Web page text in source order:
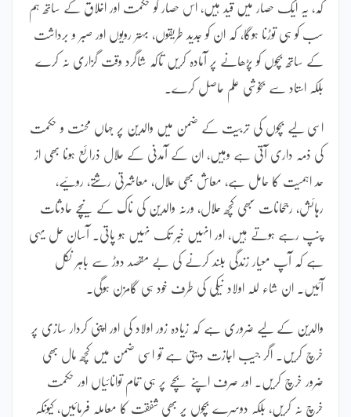
کہ، یہ ایک حصار میں قید ہیں، اس حصار کو حکمت اور اخلاق کے ساتھ ہم
سب کو ہی توڑنا ہوگا، کہ ان کو جدید طریقوں، بہتر رویوں اور صبر و برداشت
کے ساتھ بچوں کو پڑھانے پر آمادہ کریں تاکہ شاگرد وقت گزاری نہ کرے
بلکہ استاد سے بخوشی علم حاصل کرے۔
اسی لیے بچوں کی تربیت کے ضمن میں والدین پر جہاں محنت و حکمت
کی ذمہ داری آتی ہے وہیں، ان کے آمدنی کے حلال ذرائع ہونا بھی از
حد اہمیت کا حامل ہے، معاش بھی حلال، معاشرتی رشتے، روئیے،
رہائش، رجحانات سبھی کچھ حلال، ورنہ والدین کی ناک کے نیچے حادثات
پنپ رہے ہوتے ہیں، اور انہیں خبر تک نہیں ہو پاتی۔ آسان حل یہی
ہے کہ آپ معیار زندگی بلند کرنے کی بے مقصد دوڑ سے باہر نکل
آئیں۔ ان شاء للہ اولاد نیکی کی طرف خود ہی گامزن ہوگی۔
والدین کے لیے ضروری ہے کہ زیادہ زور اولاد کی اور اپنی کردار سازی پر
خرچ کریں۔ اگر جیب اجازت دیتی ہے تو اسی ضمن میں کچھ مال بھی
ضرور خرچ کریں۔ اور صرف اپنے بچے پر ہی تمام توانائیاں اور حکمت
خرچ نہ کریں، بلکہ دوسرے بچوں پر بھی شفقت کا معاملہ فرمائیں، کیونکہ